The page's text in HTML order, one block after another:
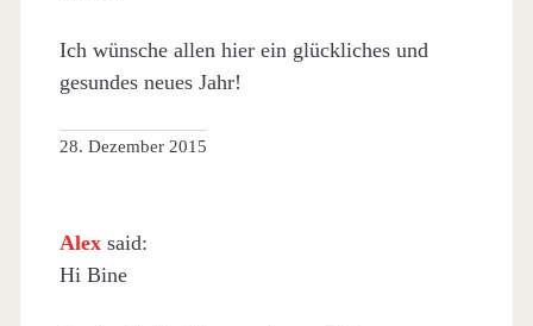
Ich wünsche allen hier ein glückliches und
gesundes neues Jahr!
28. Dezember 2015
Alex said:
Hi Bine